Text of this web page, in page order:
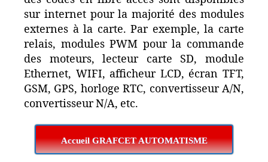
sur internet pour la majorité des modules
externes à la carte. Par exemple, la carte
relais, modules PWM pour la commande
des moteurs, lecteur carte SD, module
Ethernet, WIFI, afficheur LCD, écran TFT,
GSM, GPS, horloge RTC, convertisseur A/N,
convertisseur N/A, etc.
Accueil GRAFCET AUTOMATISME